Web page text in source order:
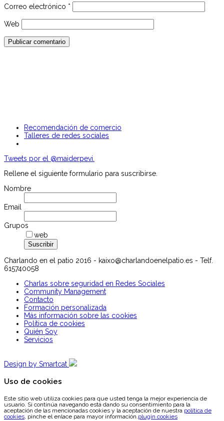
Correo electrónico *
Web
Recomendación de comercio
Talleres de redes sociales
Tweets por el @maiderpevi.
Rellene el siguiente formulario para suscribirse.
Nombre
Email
Grupos
web
Charlando en el patio 2016 - kaixo@charlandoenelpatio.es - Telf.
615740058
Charlas sobre seguridad en Redes Sociales
Community Management
Contacto
Formación personalizada
Más información sobre las cookies
Política de cookies
Quién Soy
Servicios
Design by Smartcat
Uso de cookies
Este sitio web utiliza cookies para que usted tenga la mejor experiencia de
usuario. Si continúa navegando está dando su consentimiento para la
aceptación de las mencionadas cookies y la aceptación de nuestra política de
cookies, pinche el enlace para mayor información.plugin cookies